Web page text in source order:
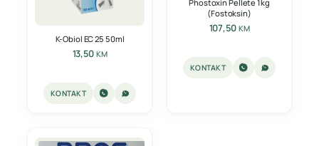
K-Obiol EC 25 50ml
13,50 KM
KONTAKT
Phostoxin Pellete 1kg
(Fostoksin)
107,50 KM
KONTAKT